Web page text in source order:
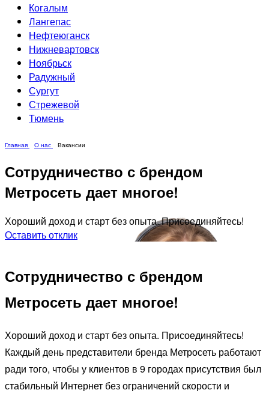
Когалым
Лангепас
Нефтеюганск
Нижневартовск
Ноябрьск
Радужный
Сургут
Стрежевой
Тюмень
Главная О нас Вакансии
Сотрудничество с брендом
Метросеть дает многое!
Хороший доход и старт без опыта. Присоединяйтесь!
Оставить отклик
Сотрудничество с брендом
Метросеть дает многое!
Хороший доход и старт без опыта. Присоединяйтесь!
Каждый день представители бренда Метросеть работают
ради того, чтобы у клиентов в 9 городах присутствия был
стабильный Интернет без ограничений скорости и